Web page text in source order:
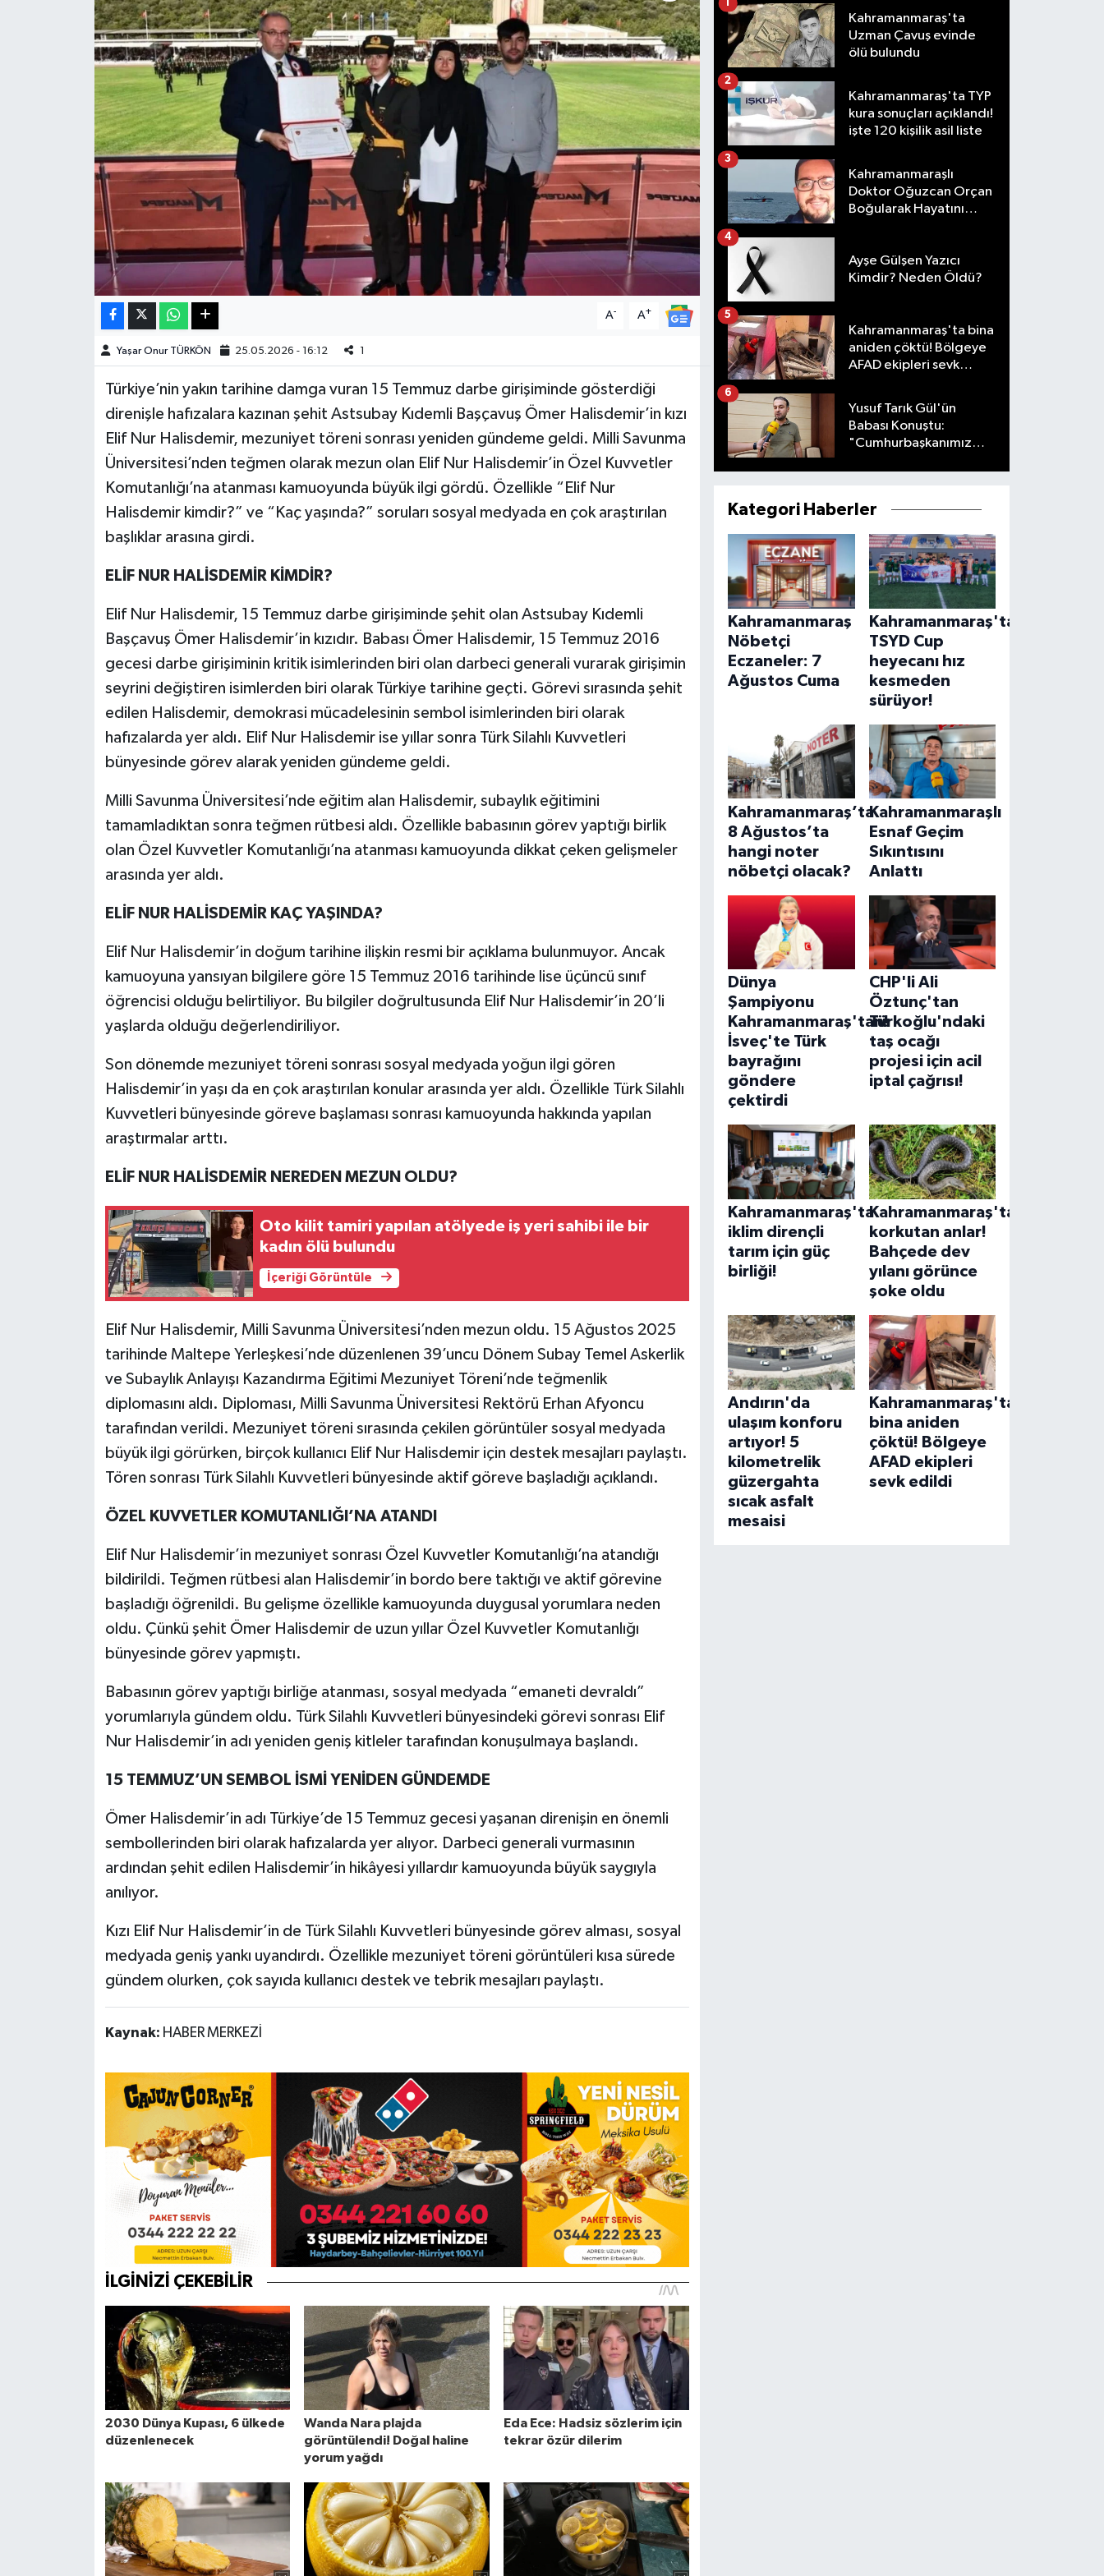
A- A+
Yaşar Onur TÜRKÖN 25.05.2026 - 16:12 1
Türkiye’nin yakın tarihine damga vuran 15 Temmuz darbe girişiminde gösterdiği
direnişle hafızalara kazınan şehit Astsubay Kıdemli Başçavuş Ömer Halisdemir’in kızı
Elif Nur Halisdemir, mezuniyet töreni sonrası yeniden gündeme geldi. Milli Savunma
Üniversitesi’nden teğmen olarak mezun olan Elif Nur Halisdemir’in Özel Kuvvetler
Komutanlığı’na atanması kamuoyunda büyük ilgi gördü. Özellikle “Elif Nur
Halisdemir kimdir?” ve “Kaç yaşında?” soruları sosyal medyada en çok araştırılan
başlıklar arasına girdi.
ELİF NUR HALİSDEMİR KİMDİR?
Elif Nur Halisdemir, 15 Temmuz darbe girişiminde şehit olan Astsubay Kıdemli
Başçavuş Ömer Halisdemir’in kızıdır. Babası Ömer Halisdemir, 15 Temmuz 2016
gecesi darbe girişiminin kritik isimlerinden biri olan darbeci generali vurarak girişimin
seyrini değiştiren isimlerden biri olarak Türkiye tarihine geçti. Görevi sırasında şehit
edilen Halisdemir, demokrasi mücadelesinin sembol isimlerinden biri olarak
hafızalarda yer aldı. Elif Nur Halisdemir ise yıllar sonra Türk Silahlı Kuvvetleri
bünyesinde görev alarak yeniden gündeme geldi.
Milli Savunma Üniversitesi’nde eğitim alan Halisdemir, subaylık eğitimini
tamamladıktan sonra teğmen rütbesi aldı. Özellikle babasının görev yaptığı birlik
olan Özel Kuvvetler Komutanlığı’na atanması kamuoyunda dikkat çeken gelişmeler
arasında yer aldı.
ELİF NUR HALİSDEMİR KAÇ YAŞINDA?
Elif Nur Halisdemir’in doğum tarihine ilişkin resmi bir açıklama bulunmuyor. Ancak
kamuoyuna yansıyan bilgilere göre 15 Temmuz 2016 tarihinde lise üçüncü sınıf
öğrencisi olduğu belirtiliyor. Bu bilgiler doğrultusunda Elif Nur Halisdemir’in 20’li
yaşlarda olduğu değerlendiriliyor.
Son dönemde mezuniyet töreni sonrası sosyal medyada yoğun ilgi gören
Halisdemir’in yaşı da en çok araştırılan konular arasında yer aldı. Özellikle Türk Silahlı
Kuvvetleri bünyesinde göreve başlaması sonrası kamuoyunda hakkında yapılan
araştırmalar arttı.
ELİF NUR HALİSDEMİR NEREDEN MEZUN OLDU?
Oto kilit tamiri yapılan atölyede iş yeri sahibi ile bir
kadın ölü bulundu
İçeriği Görüntüle
Elif Nur Halisdemir, Milli Savunma Üniversitesi’nden mezun oldu. 15 Ağustos 2025
tarihinde Maltepe Yerleşkesi’nde düzenlenen 39’uncu Dönem Subay Temel Askerlik
ve Subaylık Anlayışı Kazandırma Eğitimi Mezuniyet Töreni’nde teğmenlik
diplomasını aldı. Diploması, Milli Savunma Üniversitesi Rektörü Erhan Afyoncu
tarafından verildi. Mezuniyet töreni sırasında çekilen görüntüler sosyal medyada
büyük ilgi görürken, birçok kullanıcı Elif Nur Halisdemir için destek mesajları paylaştı.
Tören sonrası Türk Silahlı Kuvvetleri bünyesinde aktif göreve başladığı açıklandı.
ÖZEL KUVVETLER KOMUTANLIĞI’NA ATANDI
Elif Nur Halisdemir’in mezuniyet sonrası Özel Kuvvetler Komutanlığı’na atandığı
bildirildi. Teğmen rütbesi alan Halisdemir’in bordo bere taktığı ve aktif görevine
başladığı öğrenildi. Bu gelişme özellikle kamuoyunda duygusal yorumlara neden
oldu. Çünkü şehit Ömer Halisdemir de uzun yıllar Özel Kuvvetler Komutanlığı
bünyesinde görev yapmıştı.
Babasının görev yaptığı birliğe atanması, sosyal medyada “emaneti devraldı”
yorumlarıyla gündem oldu. Türk Silahlı Kuvvetleri bünyesindeki görevi sonrası Elif
Nur Halisdemir’in adı yeniden geniş kitleler tarafından konuşulmaya başlandı.
15 TEMMUZ’UN SEMBOL İSMİ YENİDEN GÜNDEMDE
Ömer Halisdemir’in adı Türkiye’de 15 Temmuz gecesi yaşanan direnişin en önemli
sembollerinden biri olarak hafızalarda yer alıyor. Darbeci generali vurmasının
ardından şehit edilen Halisdemir’in hikâyesi yıllardır kamuoyunda büyük saygıyla
anılıyor.
Kızı Elif Nur Halisdemir’in de Türk Silahlı Kuvvetleri bünyesinde görev alması, sosyal
medyada geniş yankı uyandırdı. Özellikle mezuniyet töreni görüntüleri kısa sürede
gündem olurken, çok sayıda kullanıcı destek ve tebrik mesajları paylaştı.
Kaynak: HABER MERKEZİ
Kahramanmaraş'ta
Uzman Çavuş evinde
ölü bulundu
1
Kahramanmaraş'ta TYP
kura sonuçları açıklandı!
işte 120 kişilik asil liste
2
Kahramanmaraşlı
Doktor Oğuzcan Orçan
Boğularak Hayatını
3
Ayşe Gülşen Yazıcı
Kimdir? Neden Öldü?
4
Kahramanmaraş'ta bina
aniden çöktü! Bölgeye
AFAD ekipleri sevk
5
Yusuf Tarık Gül'ün
Babası Konuştu:
"Cumhurbaşkanımız
6
Kategori Haberler
Kahramanmaraş
Nöbetçi
Eczaneler: 7
Ağustos Cuma
Kahramanmaraş'ta
TSYD Cup
heyecanı hız
kesmeden
sürüyor!
Kahramanmaraş’ta
8 Ağustos’ta
hangi noter
nöbetçi olacak?
Kahramanmaraşlı
Esnaf Geçim
Sıkıntısını
Anlattı
Dünya
Şampiyonu
Kahramanmaraş'tan!
İsveç'te Türk
bayrağını
göndere
çektirdi
CHP'li Ali
Öztunç'tan
Türkoğlu'ndaki
taş ocağı
projesi için acil
iptal çağrısı!
Kahramanmaraş'ta
iklim dirençli
tarım için güç
birliği!
Kahramanmaraş'ta
korkutan anlar!
Bahçede dev
yılanı görünce
şoke oldu
Andırın'da
ulaşım konforu
artıyor! 5
kilometrelik
güzergahta
sıcak asfalt
mesaisi
Kahramanmaraş'ta
bina aniden
çöktü! Bölgeye
AFAD ekipleri
sevk edildi
Haberde İnsan
Kültür Sanat
Magazin
Manşet Altı
Manşetler
Resmi İlan
SürManşet
KAHRAMANMARAŞ